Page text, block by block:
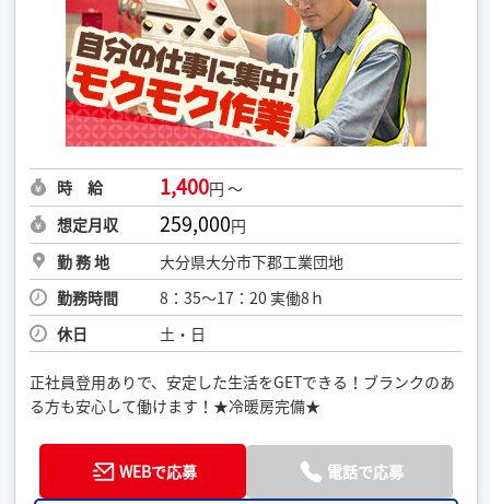
時 給 1,400円 ～
想定月収
259,000円
勤 務 地
大分県大分市下郡工業団地
勤務時間
8：35〜17：20 実働8ｈ
休日
土・日
正社員登用ありで、安定した生活をGETできる！ブランクのあ
る方も安心して働けます！★冷暖房完備★
WEBで応募 電話で応募